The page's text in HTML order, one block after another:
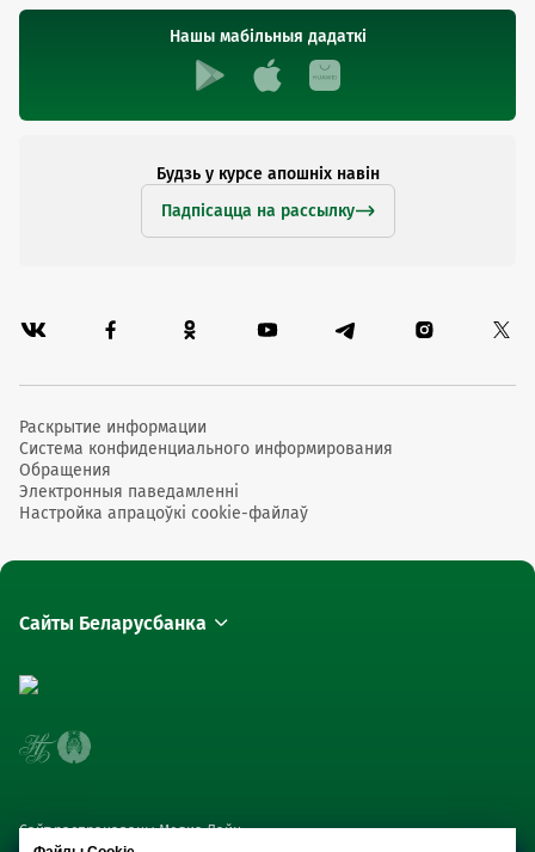
Нашы мабільныя дадаткі
Будзь у курсе апошніх навін
Падпісацца на рассылку
Раскрытие информации
Система конфиденциального информирования
Обращения
Электронныя паведамленні
Настройка апрацоўкі cookie-файлаў
Сайты Беларусбанка
Сайт распрацаваны Медиа Лайн